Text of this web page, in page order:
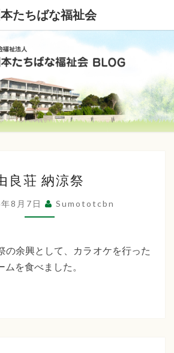
たちばな福祉会
社
会
福
法
人
本
た
良
荘
納
祭
良荘 納涼祭
8月7日 Sumototcbn
の余興として、カラオケを行った
を食べました。